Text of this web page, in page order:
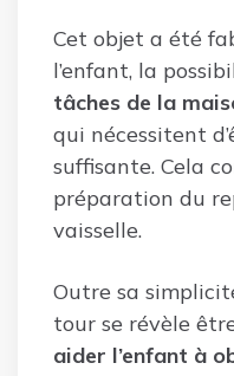
Cet objet a été
l’enfant, la
tâches de la
qui nécessitent
suffisante. Cela
préparation du
vaisselle.
Outre sa
tour se révèle
aider l’enfant à